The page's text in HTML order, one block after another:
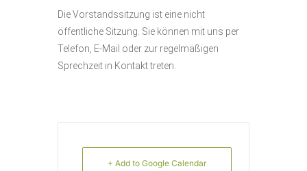
Die Vorstandssitzung ist eine nicht
öffentliche Sitzung. Sie können mit uns per
Telefon, E-Mail oder zur regelmäßigen
Sprechzeit in Kontakt treten.
+ Add to Google Calendar